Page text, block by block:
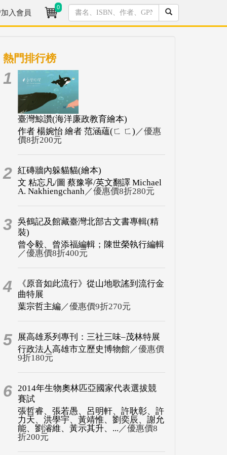
入會員
0
熱門排行榜
1
臺灣鯨讚(海洋廉政教育繪本)
作者 楊婉怡 繪者 范涵蘊(ㄈ ㄈ) ／優惠
價8折200元
2 紅磚牆內躲貓貓(繪本)
文 粘忘凡/圖 蔡豫寧/英文翻譯 Michael
A. Nakhiengchanh／優惠價8折280元
3 吳鶴記及館藏臺灣北部古文書專輯(精
裝)
曾令毅、曾添福編輯；陳世榮執行編輯
／優惠價8折400元
4
《原音如此流行》從山地歌謠到流行金
曲特展
葉宗哲主編 ／優惠價9折270元
5
展高雄系列專刊：三社三味–茂林特展
行政法人高雄市立歷史博物館／優惠價
9折180元
6 2014年生物奧林匹亞國家代表選拔競
賽試
張哲睿、張若愚、呂明軒、許耿彰、許
力天、洪學宇、黃靖惟、劉奕辰、謝允
能、劉濬維、黃示其升、... ／優惠價8
折200元